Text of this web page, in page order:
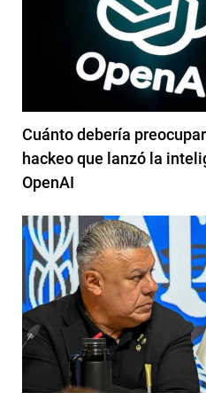
Cuánto debería
hackeo que lanzó la
OpenAI